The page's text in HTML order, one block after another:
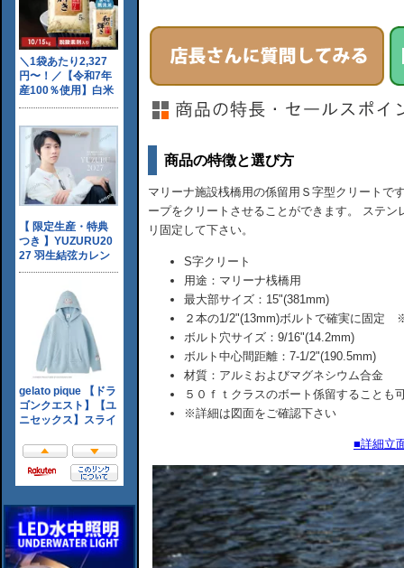
商品の特徴と選び方
マリーナ施設桟橋用の係留用Ｓ字型クリートで
ープをクリートさせることができます。 ステ
リ固定して下さい。
S字クリート
用途：マリーナ桟橋用
最大部サイズ：15"(381mm)
２本の1/2"(13mm)ボルトで確実に固定
ボルト穴サイズ：9/16"(14.2mm)
ボルト中心間距離：7-1/2"(190.5mm)
材質：アルミおよびマグネシウム合金
５０ｆｔクラスのボート係留することも
※詳細は図面をご確認下さい
■詳細立